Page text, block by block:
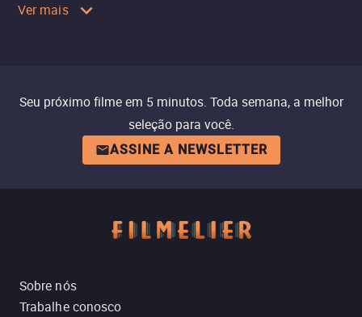
Ver mais
Seu próximo filme em 5 minutos. Toda semana, a melhor
seleção para você.
ASSINE A NEWSLETTER
Sobre nós
Trabalhe conosco